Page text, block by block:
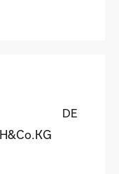
DE